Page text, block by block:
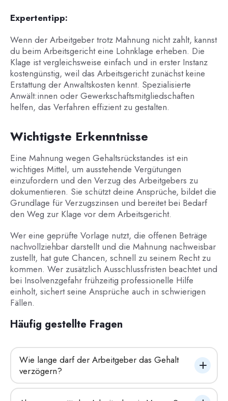
Expertentipp:
Wenn der Arbeitgeber trotz Mahnung nicht zahlt, kannst
du beim Arbeitsgericht eine Lohnklage erheben. Die
Klage ist vergleichsweise einfach und in erster Instanz
kostengünstig, weil das Arbeitsgericht zunächst keine
Erstattung der Anwaltskosten kennt. Spezialisierte
Anwält:innen oder Gewerkschaftsmitgliedschaften
helfen, das Verfahren effizient zu gestalten.
Wichtigste Erkenntnisse
Eine Mahnung wegen Gehaltsrückstandes ist ein
wichtiges Mittel, um ausstehende Vergütungen
einzufordern und den Verzug des Arbeitgebers zu
dokumentieren. Sie schützt deine Ansprüche, bildet die
Grundlage für Verzugszinsen und bereitet bei Bedarf
den Weg zur Klage vor dem Arbeitsgericht.
Wer eine geprüfte Vorlage nutzt, die offenen Beträge
nachvollziehbar darstellt und die Mahnung nachweisbar
zustellt, hat gute Chancen, schnell zu seinem Recht zu
kommen. Wer zusätzlich Ausschlussfristen beachtet und
bei Insolvenzgefahr frühzeitig professionelle Hilfe
einholt, sichert seine Ansprüche auch in schwierigen
Fällen.
Häufig gestellte Fragen
Wie lange darf der Arbeitgeber das Gehalt
verzögern?